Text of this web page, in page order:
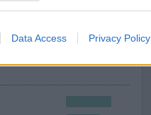
Data Access Privacy Policy